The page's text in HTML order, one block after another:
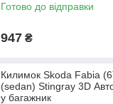
Готово до відправки
947 ₴
Килимок Skoda Fabia
(sedan) Stingray 3D
у багажник